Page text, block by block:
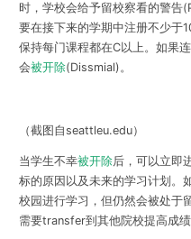
时，学校会给予留校察看的警
要在接下来的学期中注册不少于
保持每门课程都在C以上。如果
会被开除(Dissmial)。
（截图自seattleu.edu）
当学生不幸被开除后，可以立即
标的原因以及未来的学习计划。
校园进行学习，但仍然会被处于
需要transfer到其他院校提高成